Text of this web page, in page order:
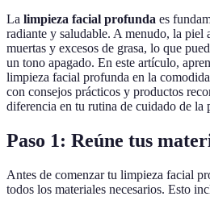
La limpieza facial profunda es
radiante y saludable. A menudo, la piel
muertas y excesos de grasa, lo que
un tono apagado. En este artículo,
limpieza facial profunda en la
con consejos prácticos y productos
diferencia en tu rutina de cuidado de la
Paso 1: Reúne tus
Antes de comenzar tu limpieza facial
todos los materiales necesarios. Esto